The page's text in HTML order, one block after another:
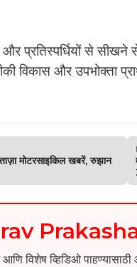
प्रतिस्पर्धियों से
विकास और उपभोक्ता
मोटरसाइकिल खबरें, रुझान
आणि विशेष व्हिडिओ